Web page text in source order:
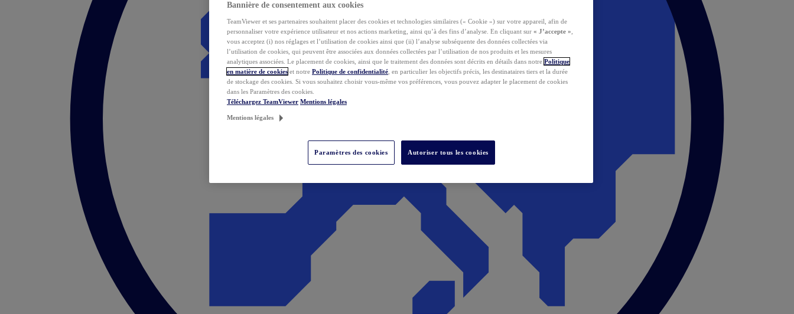
Bannière de consentement aux cookies
TeamViewer et ses partenaires souhaitent placer des cookies et technologies similaires (« Cookie ») sur votre appareil, afin de
personnaliser votre expérience utilisateur et nos actions marketing, ainsi qu’à des fins d’analyse. En cliquant sur « J’accepte »
vous acceptez (i) nos réglages et l’utilisation de cookies ainsi que (ii) l’analyse subséquente des données collectées via
l’utilisation de cookies, qui peuvent être associées aux données collectées par l’utilisation de nos produits et les mesures
analytiques associées. Le placement de cookies, ainsi que le traitement des données sont décrits en détails dans notre Politique
en matière de cookies et notre Politique de confidentialité , en particulier les objectifs précis, les destinataires tiers et la durée
de stockage des cookies. Si vous souhaitez choisir vous-même vos préférences, vous pouvez adapter le placement de cookies
dans les Paramètres des cookies.
Téléchargez TeamViewer Mentions légales
Mentions légales
Paramètres des cookies Autoriser tous les cookies